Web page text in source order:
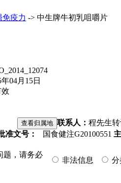
免疫力 -> 中生牌牛初乳咀嚼片
年04月15日
联系人： 程先生
准文号： 国食健注G20100551
题，请务必
非法信息